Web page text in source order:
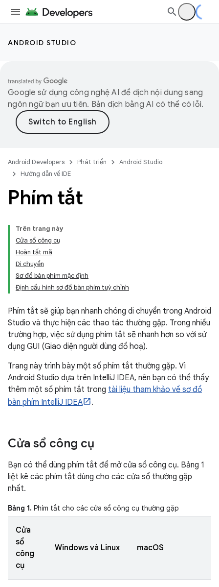
ANDROID STUDIO
Google sử dụng công nghệ AI để dịch nội dung sang
ngôn ngữ bạn ưu tiên. Bản dịch bằng AI có thể có lỗi.
Android Developers Phát triển
Android Studio
Hướng dẫn về IDE
Phím tắt
Trên trang này
Cửa sổ công cụ
Hoàn tất mã
Di chuyển
Sơ đồ bàn phím mặc định
Định cấu hình sơ đồ bàn phím tuỳ chỉnh
Phím tắt sẽ giúp bạn nhanh chóng di chuyển trong Android
Studio và thực hiện các thao tác thường gặp. Trong nhiều
trường hợp, việc sử dụng phím tắt sẽ nhanh hơn so với sử
dụng GUI (Giao diện người dùng đồ hoạ).
Trang này trình bày một số phím tắt thường gặp. Vì
Android Studio dựa trên IntelliJ IDEA, nên bạn có thể thấy
thêm một số phím tắt trong tài liệu tham khảo về sơ đồ
bàn phím IntelliJ IDEA
.
Cửa sổ công cụ
Bạn có thể dùng phím tắt để mở cửa sổ công cụ. Bảng 1
liệt kê các phím tắt dùng cho các cửa sổ thường gặp
nhất.
Bảng 1. Phím tắt cho các cửa sổ công cụ thường gặp
Cửa
sổ
công
cụ
Windows và Linux macOS